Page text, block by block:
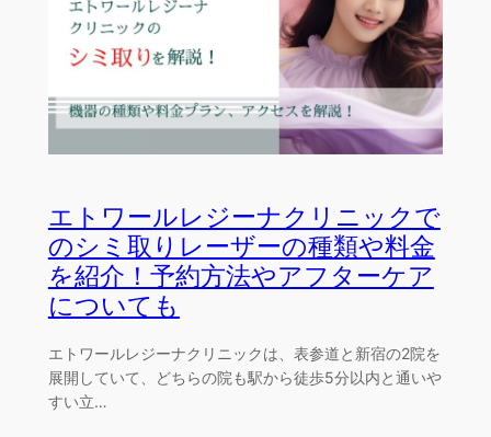
エトワールレジーナクリニックで
のシミ取りレーザーの種類や料金
を紹介！予約方法やアフターケア
についても
エトワールレジーナクリニックは、表参道と新宿の2院を
展開していて、どちらの院も駅から徒歩5分以内と通いや
すい立…